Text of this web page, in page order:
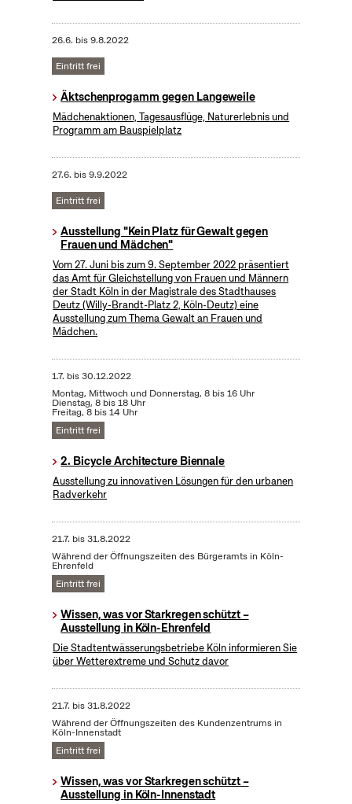
26.6. bis9.8.2022
Eintritt frei
Äktschenprogamm gegen Langeweile
Mädchenaktionen, Tagesausflüge, Naturerlebnis und
Programm am Bauspielplatz
27.6. bis9.9.2022
Eintritt frei
Ausstellung "Kein Platz für Gewalt gegen
Frauen und Mädchen"
Vom 27. Juni bis zum 9. September 2022 präsentiert
das Amt für Gleichstellung von Frauen und Männern
der Stadt Köln in der Magistrale des Stadthauses
Deutz (Willy-Brandt-Platz 2, Köln-Deutz) eine
Ausstellung zum Thema Gewalt an Frauen und
Mädchen.
1.7. bis30.12.2022
Montag, Mittwoch und Donnerstag, 8 bis 16 Uhr
Dienstag, 8 bis 18 Uhr
Freitag, 8 bis 14 Uhr
Eintritt frei
2. Bicycle Architecture Biennale
Ausstellung zu innovativen Lösungen für den urbanen
Radverkehr
21.7. bis31.8.2022
Während der Öffnungszeiten des Bürgeramts in Köln-
Ehrenfeld
Eintritt frei
Wissen, was vor Starkregen schützt –
Ausstellung in Köln-Ehrenfeld
Die Stadtentwässerungsbetriebe Köln informieren Sie
über Wetterextreme und Schutz davor
21.7. bis31.8.2022
Während der Öffnungszeiten des Kundenzentrums in
Köln-Innenstadt
Eintritt frei
Wissen, was vor Starkregen schützt –
Ausstellung in Köln-Innenstadt